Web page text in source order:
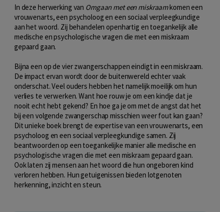
In deze herwerking van Omgaan met een miskraamkomen een
vrouwenarts, een psycholoog en een sociaal verpleegkundige
aan het woord. Zij behandelen openhartig en toegankelijk alle
medische en psychologische vragen die met een miskraam
gepaard gaan.
Bijna een op de vier zwangerschappen eindigt in een miskraam.
De impact ervan wordt door de buitenwereld echter vaak
onderschat. Veel ouders hebben het namelijk moeilijk om hun
verlies te verwerken. Want hoe rouw je om een kindje dat je
nooit echt hebt gekend? En hoe ga je om met de angst dat het
bij een volgende zwangerschap misschien weer fout kan gaan?
Dit unieke boek brengt de expertise van een vrouwenarts, een
psycholoog en een sociaal verpleegkundige samen. Zij
beantwoorden op een toegankelijke manier alle medische en
psychologische vragen die met een miskraam gepaard gaan.
Ook laten zij mensen aan het woord die hun ongeboren kind
verloren hebben. Hun getuigenissen bieden lotgenoten
herkenning, inzicht en steun.